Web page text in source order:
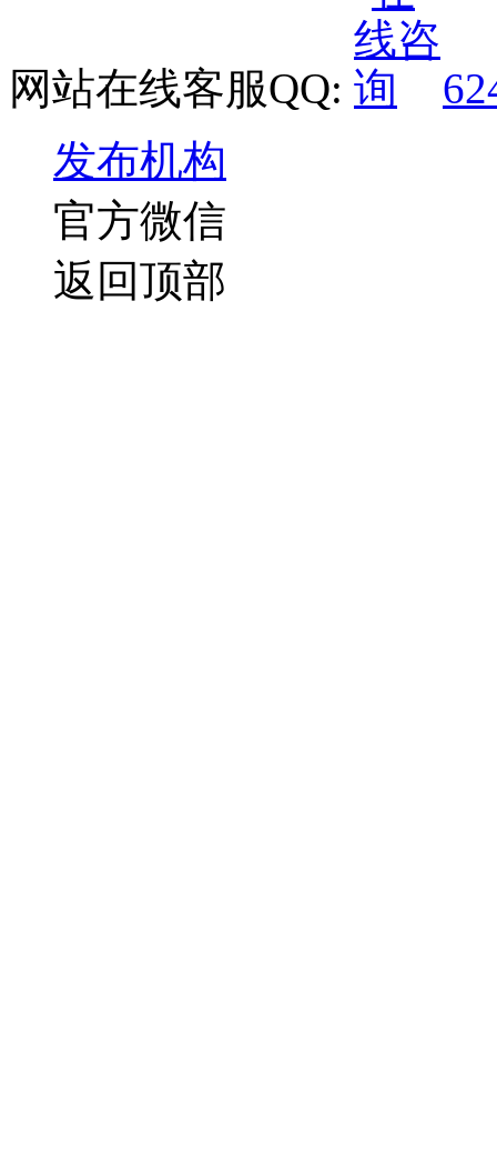
网站在线客服QQ:
发布机构
官方微信
返回顶部